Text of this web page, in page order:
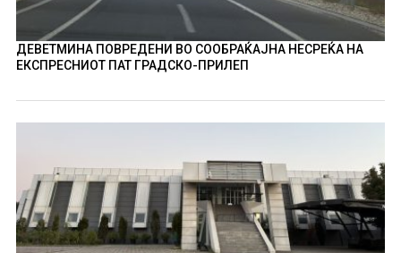
ДЕВЕТМИНА ПОВРЕДЕНИ ВО СООБРАЌАЈНА НЕСРЕЌА НА
ЕКСПРЕСНИОТ ПАТ ГРАДСКО-ПРИЛЕП